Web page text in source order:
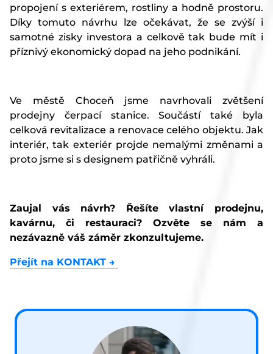
propojení s exteriérem, rostliny a hodně prostoru.
Díky tomuto návrhu lze očekávat, že se zvýší i
samotné zisky investora a celkově tak bude mít i
příznivý ekonomický dopad na jeho podnikání.
Ve městě Choceň jsme navrhovali zvětšení
prodejny čerpací stanice. Součástí také byla
celková revitalizace a renovace celého objektu. Jak
interiér, tak exteriér projde nemalými změnami a
proto jsme si s designem patřičně vyhráli.
Zaujal vás návrh? Řešíte vlastní prodejnu,
kavárnu, či restauraci? Ozvěte se nám a
nezávazně váš záměr zkonzultujeme.
Přejít na KONTAKT →